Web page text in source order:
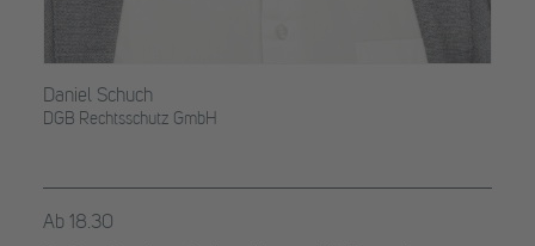
Daniel Schuch
DGB Rechtsschutz GmbH
Ab 18.30